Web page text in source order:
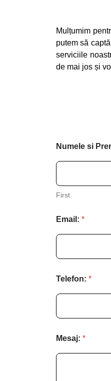
Mulțumim
putem să
serviciile
de mai jos și
Numele si
First
Email: *
Telefon: *
Mesaj: *